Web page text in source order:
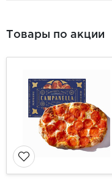
Товары по акции